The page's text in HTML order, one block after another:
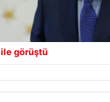
görüştü